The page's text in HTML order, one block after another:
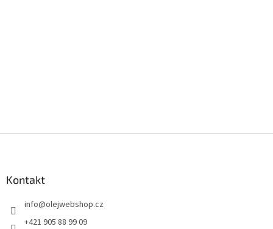
Kontakt
info@olejwebshop.cz
+421 905 88 99 09